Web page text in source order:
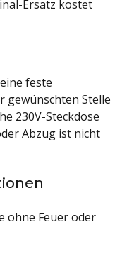
Ersatz kostet
feste
gewünschten Stelle
230V-Steckdose
Abzug ist nicht
ohne Feuer oder